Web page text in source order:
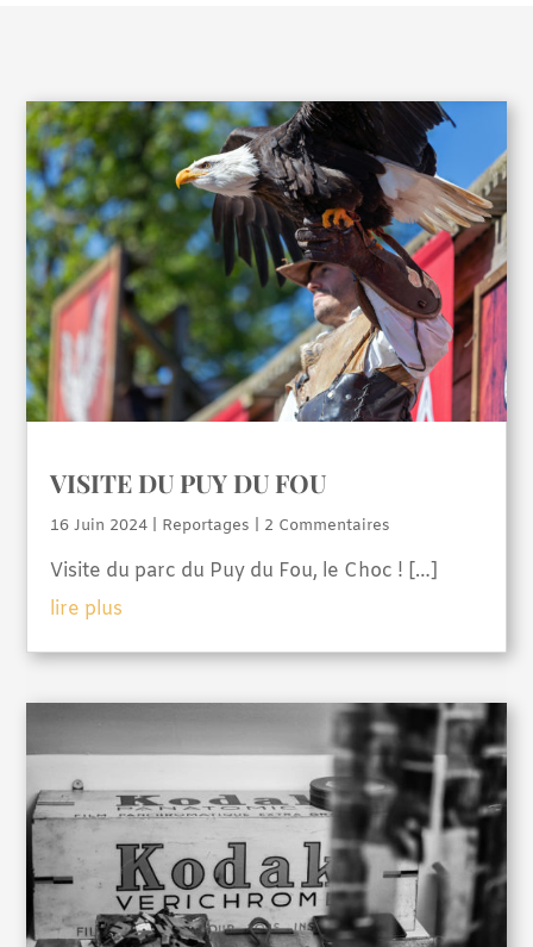
VISITE DU PUY DU FOU
16 Juin 2024 Reportages | 2 Commentaires
Visite du parc du Puy du Fou, le Choc ! […]
lire plus